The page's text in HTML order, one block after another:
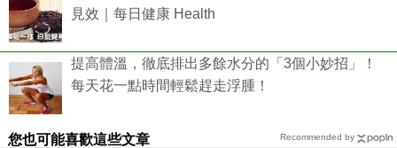
見效｜每日健康 Health
提高體溫，徹底排出多餘水分的「3個小妙招」！
每天花一點時間輕鬆趕走浮腫！
您也可能喜歡這些文章
Recommended by